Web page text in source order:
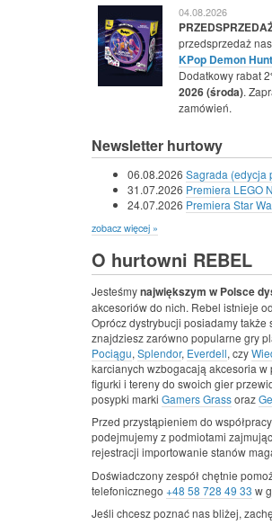
04.08.2026
przedsprzedaż
KPop Demon
Dodatkowy rabat
2026 (środa).
zamówień.
Newsletter hurtowy
06.08.2026 Sagrada (edycja
31.07.2026 Premiera LEGO
24.07.2026 Premiera Star
zobacz więcej »
O hurtowni REBEL
Jesteśmynajwiększym w Polsce
akcesoriów do nich. Rebel istnieje
Oprócz dystrybucji posiadamy także
znajdziesz zarówno popularne gry
Pociągu, Splendor, Everdell, czy
karcianych wzbogacają akcesoria w
figurki i tereny do swoich gier
posypki marki Gamers Grassoraz
Przed przystąpieniem do
podejmujemy z podmiotami
rejestracji importowanie stanów
Doświadczony zespół chętnie
telefonicznego +48 58 728 49 33 w
Jeśli chcesz poznać nas bliżej,